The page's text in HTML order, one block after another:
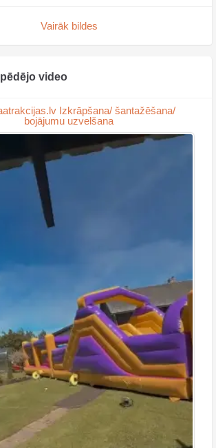
Vairāk bildes
video
Izkrāpšana/ šantažēšana/
bojājumu uzvelšana